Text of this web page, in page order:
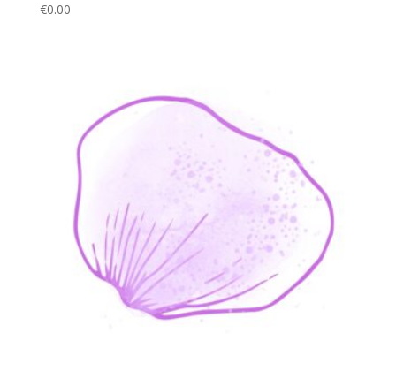
€0.00